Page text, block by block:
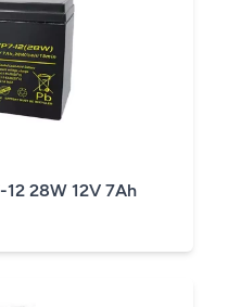
12 28W 12V 7Ah